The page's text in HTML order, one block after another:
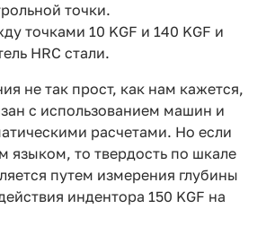
точки.
точками 10 KGF и 140 KGF и
HRC стали.
не так прост, как нам кажется,
с использованием машин и
расчетами. Но если
языком, то твердость по шкале
путем измерения глубины
индентора 150 KGF на